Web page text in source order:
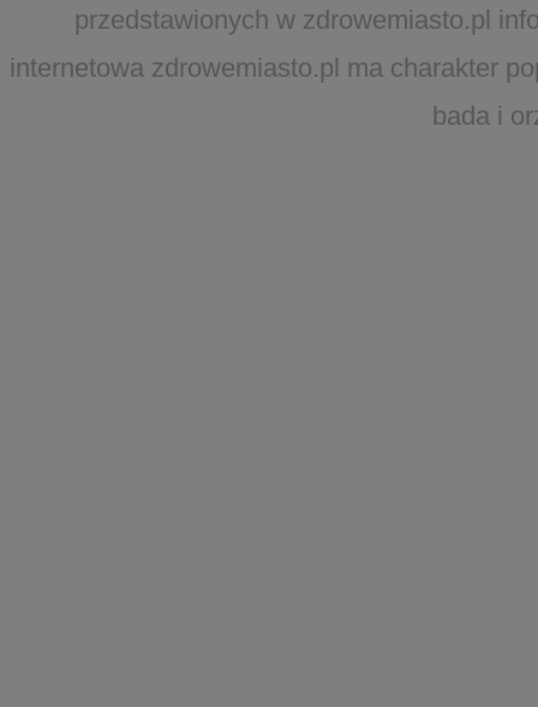
przedstawionych w zdrowemiasto.pl
internetowa zdrowemiasto.pl ma charakter
bada i